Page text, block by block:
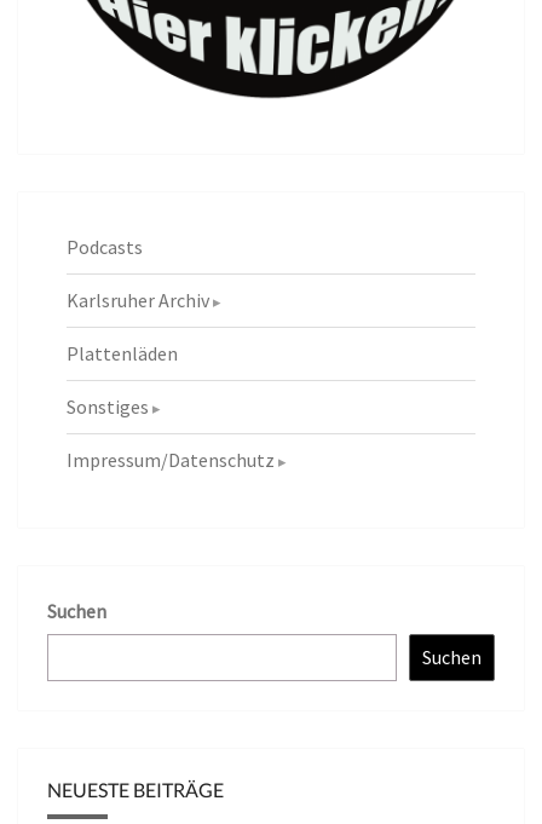
Podcasts
Karlsruher Archiv
Plattenläden
Sonstiges
Impressum/Datenschutz
Suchen
Suchen
NEUESTE BEITRÄGE